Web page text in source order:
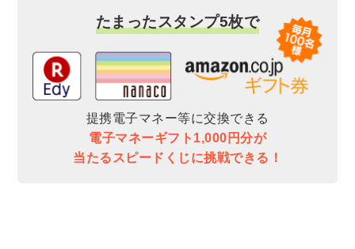
たまったスタンプ5枚で
提携電子マネー等に交換できる
電子マネーギフト1,000円分が
当たるスピードくじに挑戦できる！